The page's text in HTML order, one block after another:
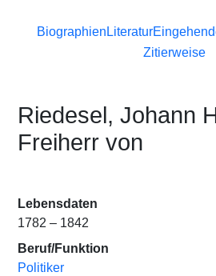
Biographien Literatur
Zitierweise
Riedesel, Johann
Freiherr von
Lebensdaten
1782 – 1842
Beruf/Funktion
Politiker